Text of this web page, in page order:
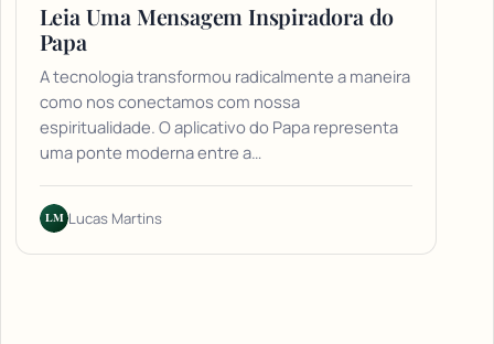
Leia Uma Mensagem Inspiradora do
Papa
A tecnologia transformou radicalmente a maneira
como nos conectamos com nossa
espiritualidade. O aplicativo do Papa representa
uma ponte moderna entre a…
LM Lucas Martins